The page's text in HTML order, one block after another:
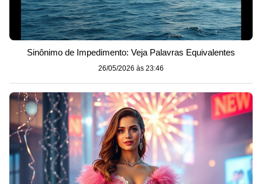
Sinônimo de Impedimento: Veja Palavras Equivalentes
26/05/2026 às 23:46